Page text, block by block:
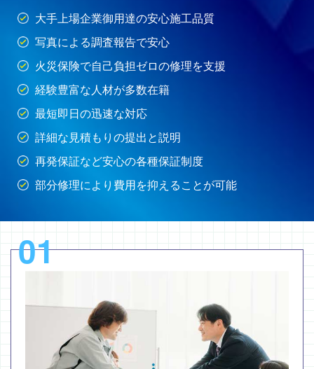
大手上場企業御用達の安心施工品質
写真による調査報告で安心
火災保険で自己負担ゼロの修理を支援
経験豊富な人材が多数在籍
最短即日の迅速な対応
詳細な見積もりの提出と説明
再発保証など安心の各種保証制度
部分修理により費用を抑えることが可能
01